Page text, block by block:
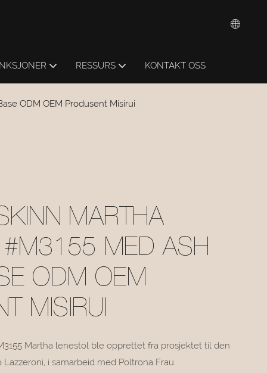
RESSURS KONTAKT OSS
ODM OEM Produsent Misirui
MARTHA
#M3155 MED ASH
ODM OEM
MISIRUI
Martha lenestol ble opprettet fra prosjektet til den
i samarbeid med Poltrona Frau.